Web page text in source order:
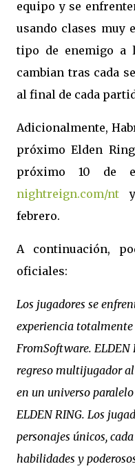
equipo y se
usando clases muy
tipo de enemigo a
cambian tras cada
al final de cada
Adicionalmente,
próximo Elden
próximo 10 de
nightreign.com/nt
febrero.
A continuación,
oficiales:
Los jugadores se
experiencia totalmente
FromSoftware. ELDEN
regreso multijugador
en un universo
ELDEN RING. Los
personajes únicos,
habilidades y